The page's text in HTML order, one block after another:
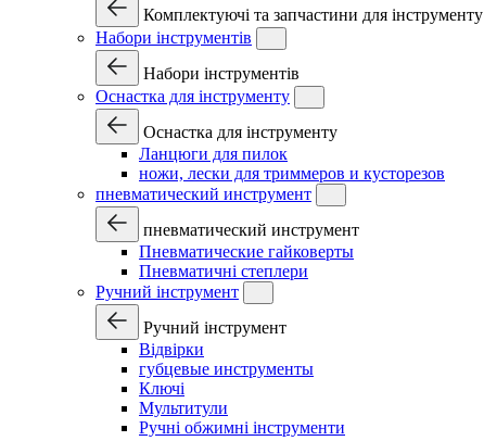
Комплектуючі та запчастини для інструменту
Набори інструментів
Набори інструментів
Оснастка для інструменту
Оснастка для інструменту
Ланцюги для пилок
ножи, лески для триммеров и кусторезов
пневматический инструмент
пневматический инструмент
Пневматические гайковерты
Пневматичні степлери
Ручний інструмент
Ручний інструмент
Відвірки
губцевые инструменты
Ключі
Мультитули
Ручні обжимні інструменти